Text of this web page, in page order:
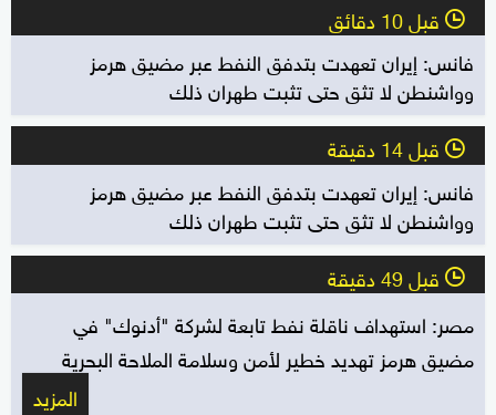
l قبل 10 دقائق
فانس: إيران تعهدت بتدفق النفط عبر مضيق هرمز
وواشنطن لا تثق حتى تثبت طهران ذلك
l قبل 14 دقيقة
فانس: إيران تعهدت بتدفق النفط عبر مضيق هرمز
وواشنطن لا تثق حتى تثبت طهران ذلك
l قبل 49 دقيقة
مصر: استهداف ناقلة نفط تابعة لشركة "أدنوك" في
مضيق هرمز تهديد خطير لأمن وسلامة الملاحة البحرية
المزيد